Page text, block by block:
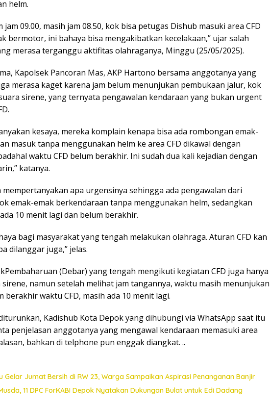
helm.
jam 09.00, masih jam 08.50, kok bisa petugas Dishub masuki area CFD
bermotor, ini bahaya bisa mengakibatkan kecelakaan,” ujar salah
merasa terganggu aktifitas olahraganya, Minggu (25/05/2025).
Kapolsek Pancoran Mas, AKP Hartono bersama anggotanya yang
merasa kaget karena jam belum menunjukan pembukaan jalur, kok
sirene, yang ternyata pengawalan kendaraan yang bukan urgent
kesaya, mereka komplain kenapa bisa ada rombongan emak-
masuk tanpa menggunakan helm ke area CFD dikawal dengan
waktu CFD belum berakhir. Ini sudah dua kali kejadian dengan
katanya.
mempertanyakan apa urgensinya sehingga ada pengawalan dari
emak-emak berkendaraan tanpa menggunakan helm, sedangkan
10 menit lagi dan belum berakhir.
bagi masyarakat yang tengah melakukan olahraga. Aturan CFD kan
dilanggar juga,” jelas.
(Debar) yang tengah mengikuti kegiatan CFD juga hanya
namun setelah melihat jam tangannya, waktu masih menunjukan
berakhir waktu CFD, masih ada 10 menit lagi.
Kadishub Kota Depok yang dihubungi via WhatsApp saat itu
penjelasan anggotanya yang mengawal kendaraan memasuki area
bahkan di telphone pun enggak diangkat. ..
Gelar Jumat Bersih di RW 23, Warga Sampaikan Aspirasi Penanganan Banjir
11 DPC ForKABI Depok Nyatakan Dukungan Bulat untuk Edi Dadang